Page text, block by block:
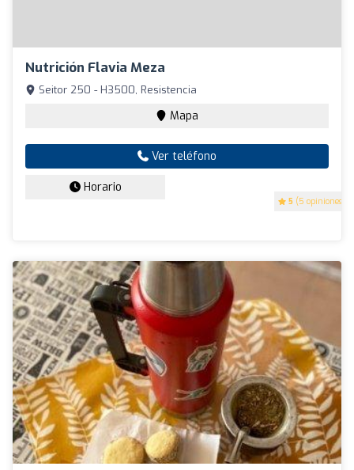
Nutrición Flavia Meza
5 (5 opiniones)
Seitor 250 - H3500, Resistencia
Mapa
Ver teléfono
Horario